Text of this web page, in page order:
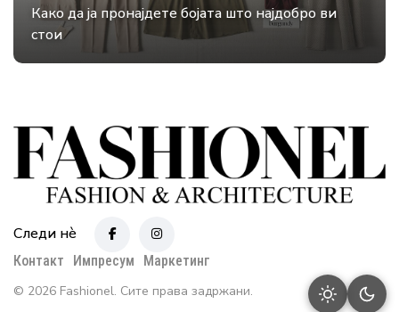
Како да ја пронајдете бојата што најдобро ви
стои
Следи нè
Контакт Импресум
Маркетинг
© 2026 Fashionel. Сите права задржани.